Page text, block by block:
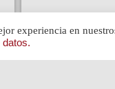
Ver »
experiencia en